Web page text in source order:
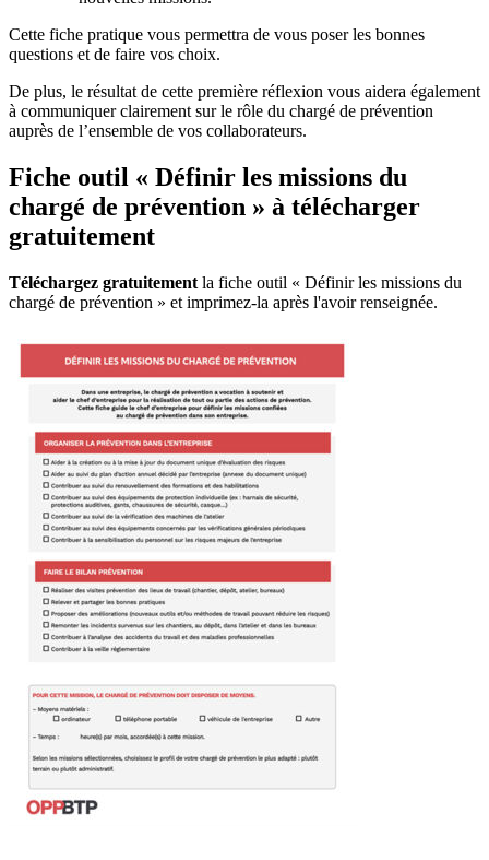
Cette fiche pratique vous permettra de vous poser les bonnes
questions et de faire vos choix.
De plus, le résultat de cette première réflexion vous aidera également
à communiquer clairement sur le rôle du chargé de prévention
auprès de l’ensemble de vos collaborateurs.
Fiche outil « Définir les missions du
chargé de prévention » à télécharger
gratuitement
Téléchargez gratuitement la fiche outil « Définir les missions du
chargé de prévention » et imprimez-la après l'avoir renseignée.